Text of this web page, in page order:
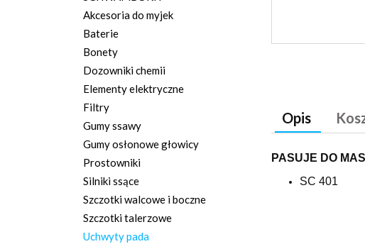
Akcesoria do myjek
Baterie
Bonety
Dozowniki chemii
Elementy elektryczne
Filtry
Gumy ssawy
Gumy osłonowe głowicy
Prostowniki
Silniki ssące
Szczotki walcowe i boczne
Szczotki talerzowe
Uchwyty pada
Opis
PASUJE DO
SC 401